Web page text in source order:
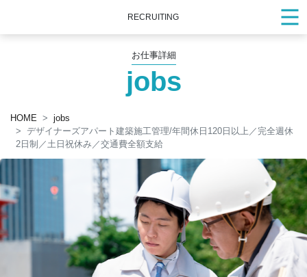
RECRUITING
お仕事詳細
jobs
HOME
jobs
デザイナーズアパート建築施工管理/年間休日120日以上／完全週休
2日制／土日祝休み／交通費全額支給